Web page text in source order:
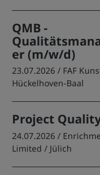
QMB -
er (m/w/d)
23.07.2026 / FAF
Hückelhoven-Baal
Project
24.07.2026 /
Limited / Jülich